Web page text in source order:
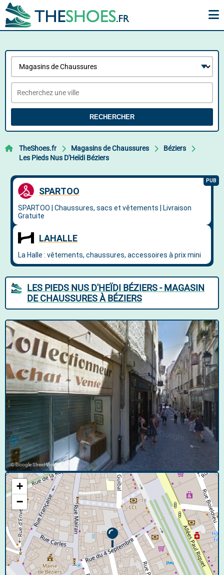
RECHERCHER
TheShoes.fr Magasins de Chaussures
Béziers
Les Pieds Nus D'Heïdi Béziers
LES PIEDS NUS D'HEÏDI BÉZIERS - MAGASIN
DE CHAUSSURES À BÉZIERS
© Google Street View
+
−